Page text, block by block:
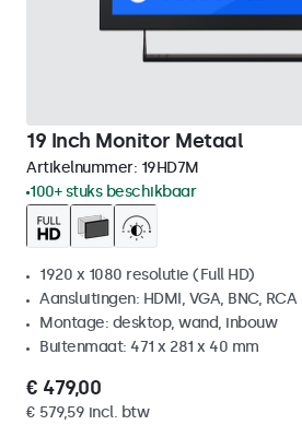
19 Inch Monitor Metaal
Artikelnummer: 19HD7M
100+ stuks beschikbaar
1920 x 1080 resolutie (Full HD)
Aansluitingen: HDMI, VGA, BNC, RCA
Montage: desktop, wand, inbouw
Buitenmaat: 471 x 281 x 40 mm
€ 479,00
€ 579,59 incl. btw